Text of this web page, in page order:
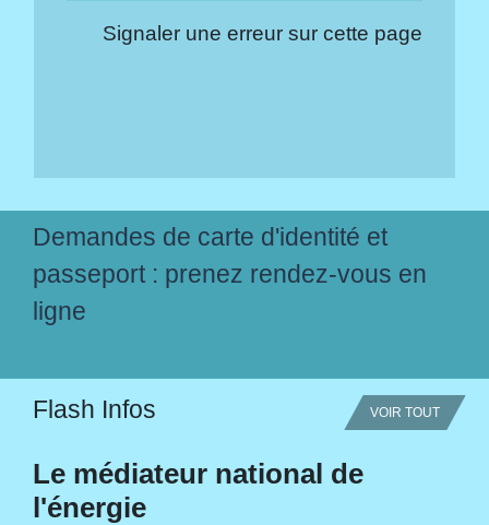
Signaler une erreur sur cette page
Demandes de carte d'identité et
passeport : prenez rendez-vous en
ligne
Flash Infos VOIR TOUT
Le médiateur national de
l'énergie